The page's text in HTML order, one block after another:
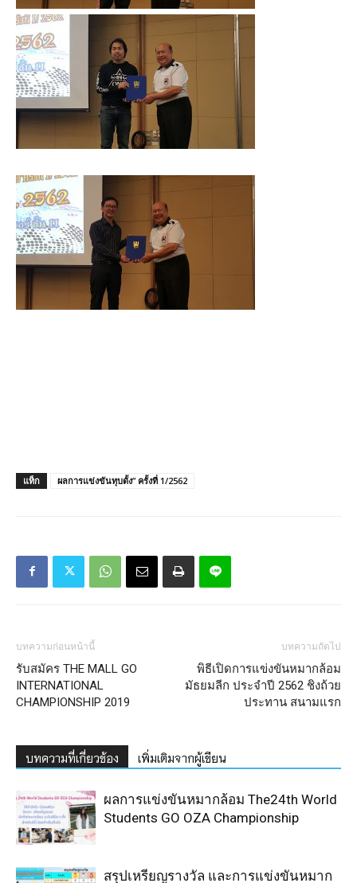
แท็ก ผลการแข่งขันทุบดั้ง” ครั้งที่ 1/2562
บทความก่อนหน้านี้
รับสมัคร THE MALL GO
INTERNATIONAL
CHAMPIONSHIP 2019
บทความถัดไป
พิธีเปิดการแข่งขันหมากล้อม
มัธยมลีก ประจำปี 2562 ชิงถ้วย
ประทาน สนามแรก
บทความที่เกี่ยวข้อง เพิ่มเติมจากผู้เขียน
ผลการแข่งขันหมากล้อม The24th World
Students GO OZA Championship
สรุปเหรียญรางวัล และการแข่งขันหมาก